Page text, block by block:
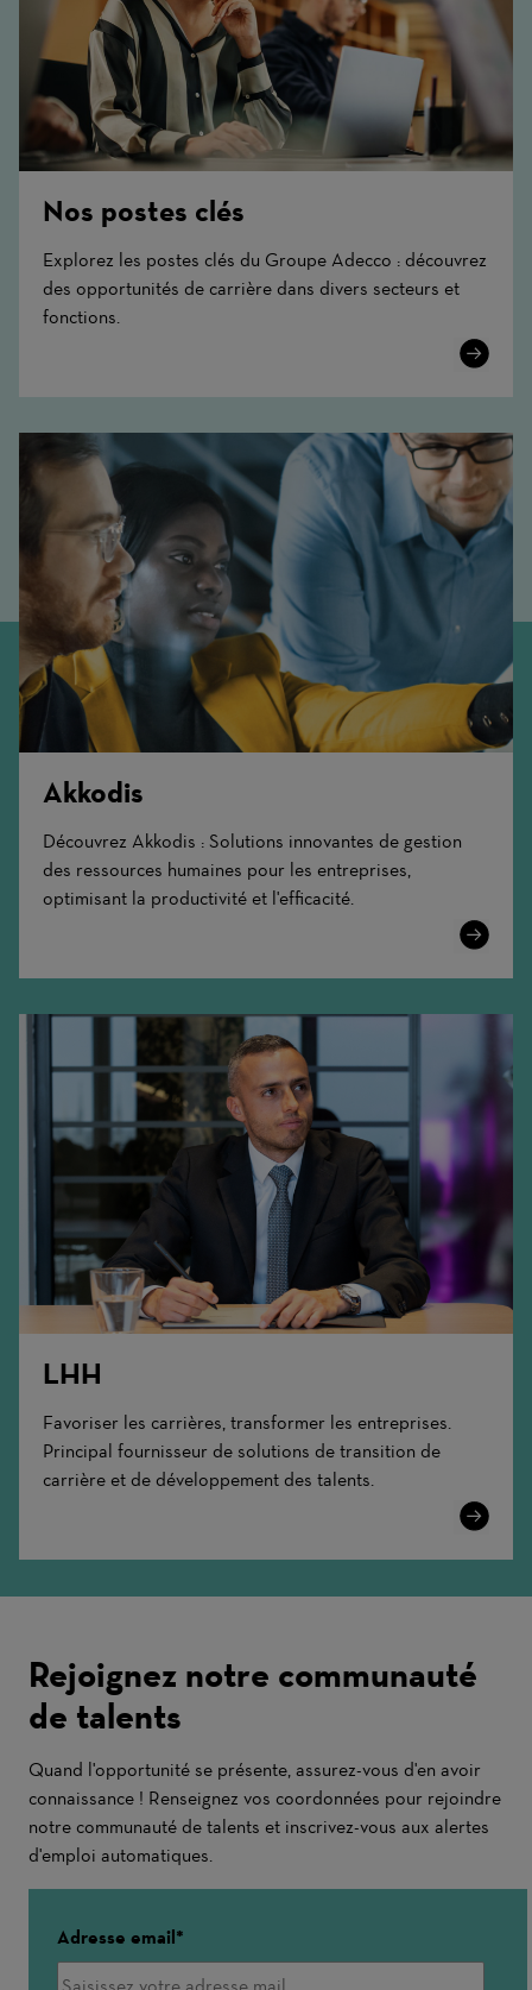
Nos postes clés
Explorez les postes clés du Groupe Adecco : découvrez
des opportunités de carrière dans divers secteurs et
fonctions.
Learn
Akkodis
Découvrez Akkodis : Solutions innovantes de gestion
des ressources humaines pour les entreprises,
optimisant la productivité et l'efficacité.
Learn
LHH
Favoriser les carrières, transformer les entreprises.
Principal fournisseur de solutions de transition de
carrière et de développement des talents.
Learn
Rejoignez notre communauté
de talents
Quand l'opportunité se présente, assurez-vous d'en avoir
connaissance ! Renseignez vos coordonnées pour rejoindre
notre communauté de talents et inscrivez-vous aux alertes
d'emploi automatiques.
Adresse email